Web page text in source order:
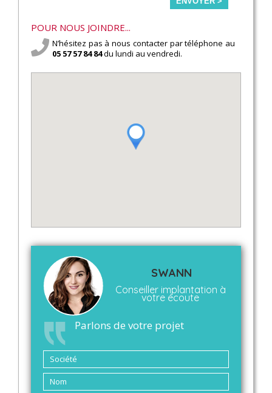
POUR NOUS JOINDRE...
N’hésitez pas à nous contacter par téléphone au
05 57 57 84 84du lundi au vendredi.
SWANN
Conseiller implantation à
votre écoute
Parlons de votre projet